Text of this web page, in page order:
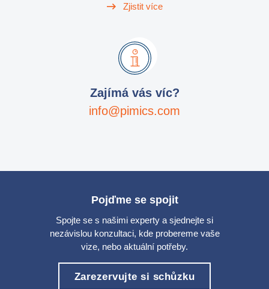
Zjistit více
Zajímá vás víc?
info@pimics.com
Pojďme se spojit
Spojte se s našimi experty a sjednejte si
nezávislou konzultaci, kde probereme vaše
vize, nebo aktuální potřeby.
Zarezervujte si schůzku